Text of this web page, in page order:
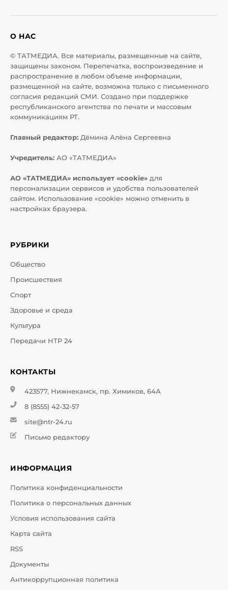
О НАС
© ТАТМЕДИА. Все материалы, размещенные на сайте,
защищены законом. Перепечатка, воспроизведение и
распространение в любом объеме информации,
размещенной на сайте, возможна только с письменного
согласия редакций СМИ. Создано при поддержке
республиканского агентства по печати и массовым
коммуникациям РТ.
Главный редактор: Дёмина Алёна Сергеевна
Учредитель: АО «ТАТМЕДИА»
АО «ТАТМЕДИА» использует «cookie» для
персонализации сервисов и удобства пользователей
сайтом. Использование «cookie» можно отменить в
настройках браузера.
РУБРИКИ
Общество
Происшествия
Спорт
Здоровье и среда
Культура
Передачи НТР 24
КОНТАКТЫ
423577, Нижнекамск, пр. Химиков, 64А
8 (8555) 42-32-57
site@ntr-24.ru
Письмо редактору
ИНФОРМАЦИЯ
Политика конфиденциальности
Политика о персональных данных
Условия использования сайта
Карта сайта
RSS
Документы
Антикоррупционная политика